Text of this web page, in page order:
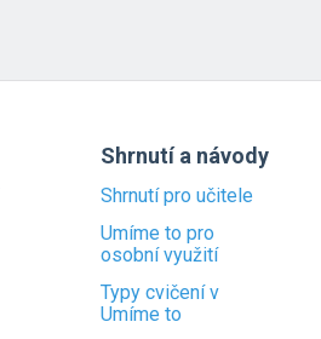
Shrnutí a návody
Shrnutí pro učitele
Umíme to pro
osobní využití
Typy cvičení v
Umíme to